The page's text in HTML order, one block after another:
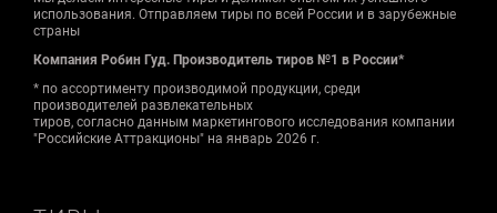
использования. Отправляем тиры по всей России и в зарубежные
страны
Компания Робин Гуд. Производитель тиров №1 в России*
* по ассортименту производимой продукции, среди
производителей развлекательных
тиров, согласно данным маркетингового исследования компании
"Российские Аттракционы" на январь 2026 г.